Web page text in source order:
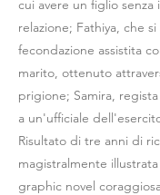
cui avere un figlio senza
relazione; Fathiya, che
fecondazione assistita
marito, ottenuto
prigione; Samira,
a un'ufficiale
Risultato di tre anni di
magistralmente
graphic novel